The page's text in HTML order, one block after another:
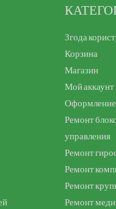
Згода
Корзина
Магазин
Мой аккаунт
Оформление
Ремонт
управления
Ремонт
Ремонт
Ремонт
Ремонт